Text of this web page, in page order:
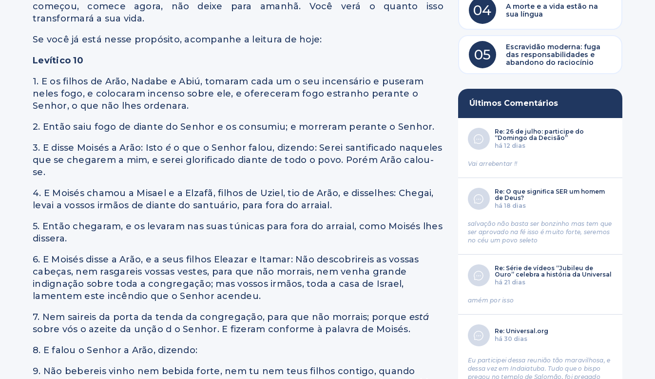
começou, comece agora, não deixe para amanhã. Você verá o quanto isso
transformará a sua vida.
Se você já está nesse propósito, acompanhe a leitura de hoje:
Levítico 10
1. E os filhos de Arão, Nadabe e Abiú, tomaram cada um o seu incensário e puseram
neles fogo, e colocaram incenso sobre ele, e ofereceram fogo estranho perante o
Senhor, o que não lhes ordenara.
2. Então saiu fogo de diante do Senhor e os consumiu; e morreram perante o Senhor.
3. E disse Moisés a Arão: Isto é o que o Senhor falou, dizendo: Serei santificado naqueles
que se chegarem a mim, e serei glorificado diante de todo o povo. Porém Arão calou-
se.
4. E Moisés chamou a Misael e a Elzafã, filhos de Uziel, tio de Arão, e disselhes: Chegai,
levai a vossos irmãos de diante do santuário, para fora do arraial.
5. Então chegaram, e os levaram nas suas túnicas para fora do arraial, como Moisés lhes
dissera.
6. E Moisés disse a Arão, e a seus filhos Eleazar e Itamar: Não descobrireis as vossas
cabeças, nem rasgareis vossas vestes, para que não morrais, nem venha grande
indignação sobre toda a congregação; mas vossos irmãos, toda a casa de Israel,
lamentem este incêndio que o Senhor acendeu.
7. Nem saireis da porta da tenda da congregação, para que não morrais; porque está
sobre vós o azeite da unção d o Senhor. E fizeram conforme à palavra de Moisés.
8. E falou o Senhor a Arão, dizendo:
9. Não bebereis vinho nem bebida forte, nem tu nem teus filhos contigo, quando
04
A morte e a vida estão na
sua língua
05
Escravidão moderna: fuga
das responsabilidades e
abandono do raciocínio
Últimos Comentários
Re: 26 de julho: participe do
“Domingo da Decisão”
há 12 dias
Vai arrebentar !!
Re: O que significa SER um homem
de Deus?
há 18 dias
salvação não basta ser bonzinho mas tem que
ser aprovado na fé isso é muito forte, seremos
no céu um povo seleto
Re: Série de vídeos “Jubileu de
Ouro” celebra a história da Universal
há 21 dias
amém por isso
Re: Universal.org
há 30 dias
Eu participei dessa reunião tão maravilhosa, e
dessa vez em Indaiatuba. Tudo que o bispo
pregou no templo de Salomão, foi pregado